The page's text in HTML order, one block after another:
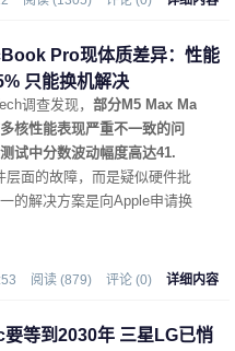
Pro现体质差异：性能
只能换机解决
调查发现， 部分M5 Max Ma
核性能表现严重不一致的问
试中分数波动幅度高达41.
层面的故障，而是疑似硬件批
的解决方案是向Apple申请换
阅读 (879) 评论 (0) 详细内容
等到2030年 三星LG已悄